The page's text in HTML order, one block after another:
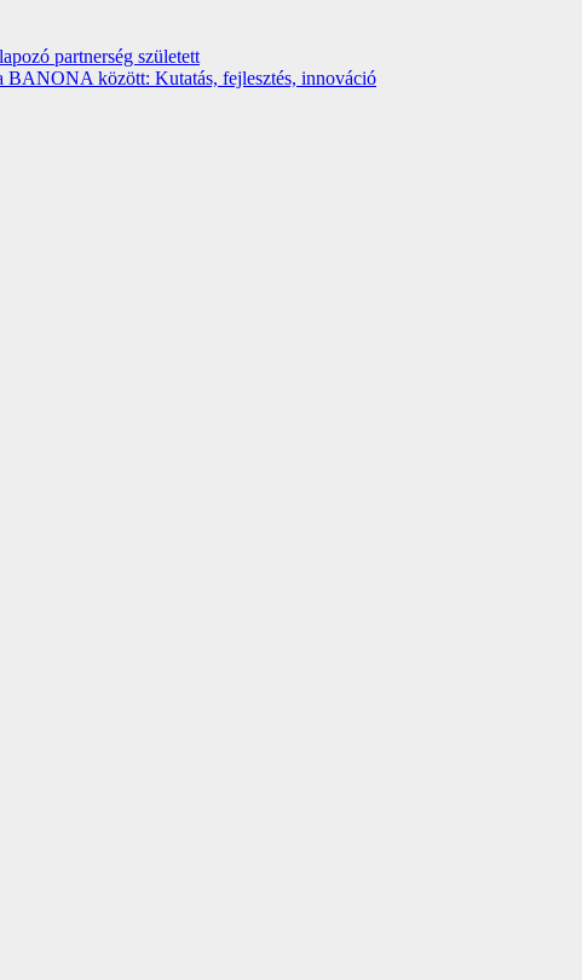
partnerség született
BANONA között: Kutatás, fejlesztés, innováció